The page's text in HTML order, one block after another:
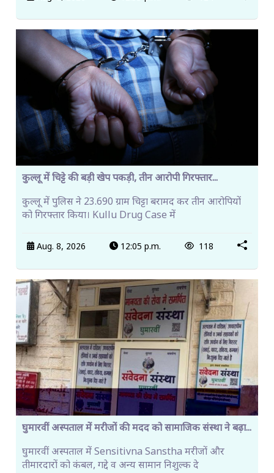
कुल्लू में चिट्टे की बड़ी खेप पकड़ी, तीन आरोपी गिरफ्तार...
कुल्लू में पुलिस ने 23.690 ग्राम चिट्टा बरामद कर तीन आरोपियों
को गिरफ्तार किया। Kullu Drug Case में
Aug. 8, 2026 12:05 p.m. 118
घुमारवीं अस्पताल में मरीजों की मदद को सामाजिक संस्था ने बढ़ा...
घुमारवीं अस्पताल में Sensitivna Sanstha मरीजों और
तीमारदारों को कंबल, गद्दे व अन्य सामान निशुल्क दे